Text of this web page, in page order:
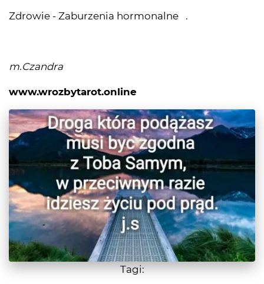
Zdrowie - Zaburzenia hormonalne .
m.Czandra
www.wrozbytarot.online
Tagi: